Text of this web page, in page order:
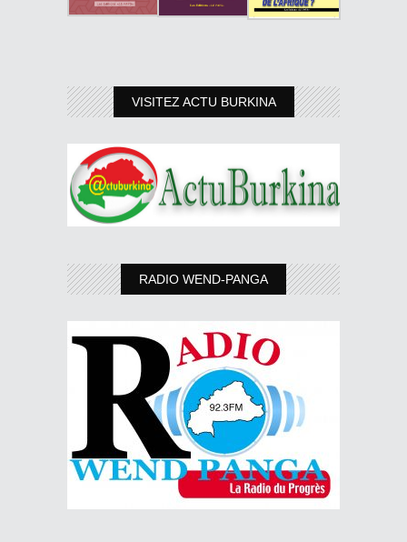
VISITEZ ACTU BURKINA
RADIO WEND-PANGA